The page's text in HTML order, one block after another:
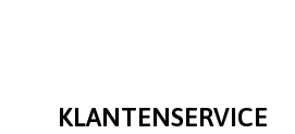
KLANTENSERVICE